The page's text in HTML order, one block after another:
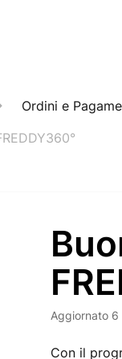
Ordini e
Aggiornato 6
Con il